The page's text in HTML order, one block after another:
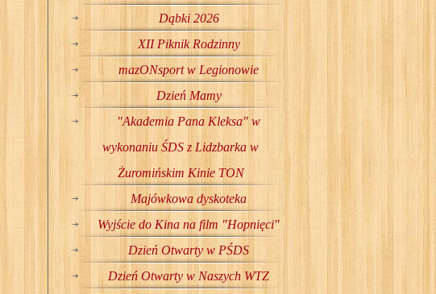
Dąbki 2026
XII Piknik Rodzinny
mazONsport w Legionowie
Dzień Mamy
"Akademia Pana Kleksa" w
wykonaniu ŚDS z Lidzbarka w
Żuromińskim Kinie TON
Majówkowa dyskoteka
Wyjście do Kina na film "Hopnięci"
Dzień Otwarty w PŚDS
Dzień Otwarty w Naszych WTZ